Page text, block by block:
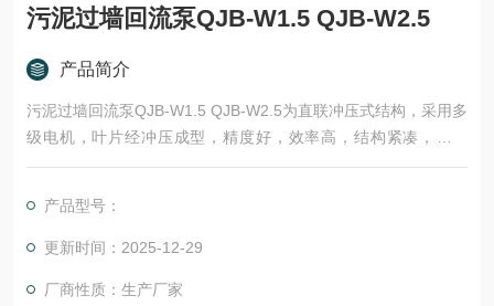
污泥过墙回流泵QJB-W1.5 QJB-W2.5
产品简介
污泥过墙回流泵QJB-W1.5 QJB-W2.5为直联冲压式结构，采用多
级电机，叶片经冲压成型，精度好，效率高，结构紧凑，体积
小，重量轻，操作维护方便，使用寿命长。壳体全部采用不锈钢
产品型号：
更新时间：2025-12-29
厂商性质：生产厂家